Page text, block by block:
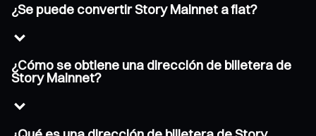
¿Se puede convertir Story Mainnet a fiat?
¿Cómo se obtiene una dirección de billetera de
Story Mainnet?